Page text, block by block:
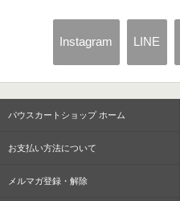
Instagram LINE
パウスカートショップ ホーム
お支払い方法について
メルマガ登録・解除